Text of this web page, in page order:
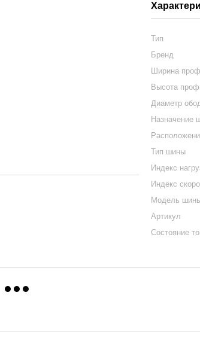
Тип
Бренд
Ширина
Высота
Диаметр
Назначение
Тип шины
Индекс
Индекс
Модель
Артикул
Состояние